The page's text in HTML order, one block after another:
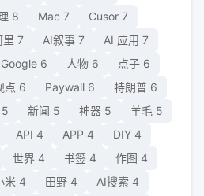
8 Mac 7 Cusor 7
里 7 AI叙事 7 AI 应用 7
Google 6 人物 6 点子 6
点 6 Paywall 6 特朗普 6
5 新闻 5 神器 5 羊毛 5
API 4 APP 4 DIY 4
世界 4 书签 4 作图 4
米 4 田野 4 AI搜索 4